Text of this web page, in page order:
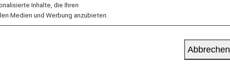
Inhalte, die Ihren
Medien und Werbung anzubieten.
Abbrechen